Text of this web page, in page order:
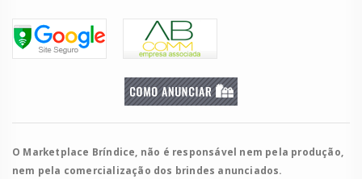
O Marketplace Bríndice, não é responsável nem pela produção,
nem pela comercialização dos brindes anunciados.